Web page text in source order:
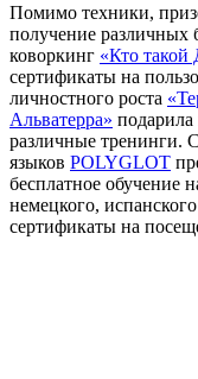
Помимо техники,
получение различных
коворкинг «Кто такой
сертификаты на
личностного роста
Альватерра»
различные тренинги.
языков POLYGLOT
бесплатное обучение
немецкого,
сертификаты на